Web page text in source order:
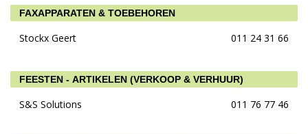
FAXAPPARATEN & TOEBEHOREN
Stockx Geert 011 24 31 66
FEESTEN - ARTIKELEN (VERKOOP & VERHUUR)
S&S Solutions 011 76 77 46